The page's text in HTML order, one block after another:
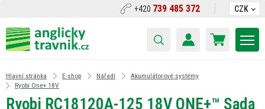
+420 739 485 372 CZK
Hlavní stránka E-shop Nářadí
Akumulátorové systémy
Ryobi One+ 18V
Ryobi RC18120A-125 18V ONE+™ Sada